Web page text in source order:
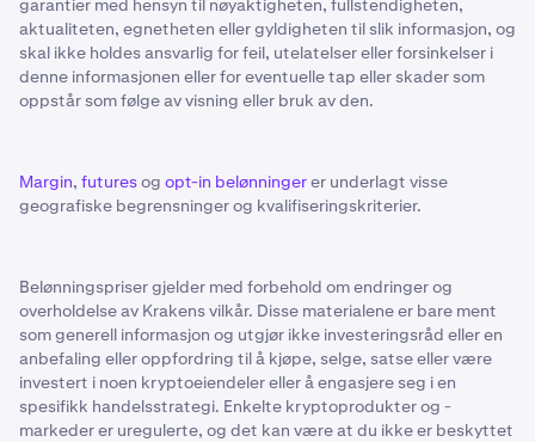
garantier med hensyn til nøyaktigheten, fullstendigheten,
aktualiteten, egnetheten eller gyldigheten til slik informasjon, og
skal ikke holdes ansvarlig for feil, utelatelser eller forsinkelser i
denne informasjonen eller for eventuelle tap eller skader som
oppstår som følge av visning eller bruk av den.
Margin, futuresog opt-in belønningerer underlagt visse
geografiske begrensninger og kvalifiseringskriterier.
Belønningspriser gjelder med forbehold om endringer og
overholdelse av Krakens vilkår. Disse materialene er bare ment
som generell informasjon og utgjør ikke investeringsråd eller en
anbefaling eller oppfordring til å kjøpe, selge, satse eller være
investert i noen kryptoeiendeler eller å engasjere seg i en
spesifikk handelsstrategi. Enkelte kryptoprodukter og -
markeder er uregulerte, og det kan være at du ikke er beskyttet